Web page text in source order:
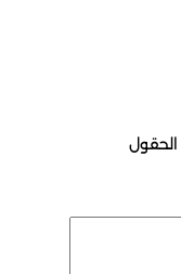
الحقول